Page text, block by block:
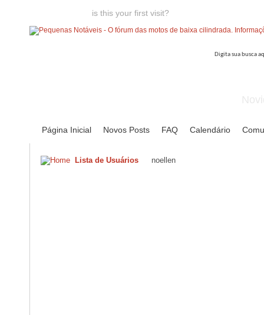
is this your first visit?
Página Inicial Novos Posts FAQ Calendário
Lista de Usuários noellen